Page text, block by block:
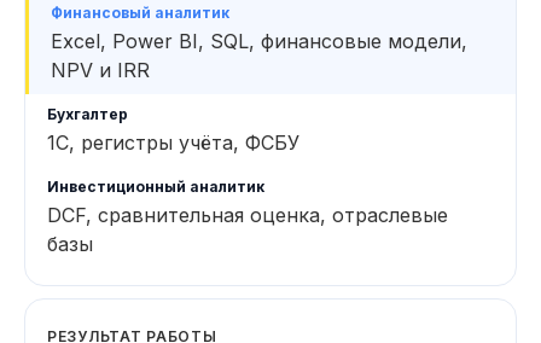
Excel, Power BI, SQL, финансовые модели,
NPV и IRR
1С, регистры учёта, ФСБУ
DCF, сравнительная оценка, отраслевые
базы
РЕЗУЛЬТАТ РАБОТЫ